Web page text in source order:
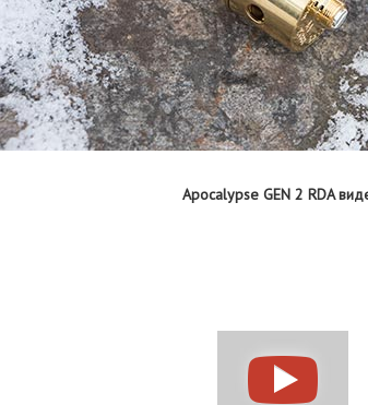
Apocalypse GEN 2 RDA